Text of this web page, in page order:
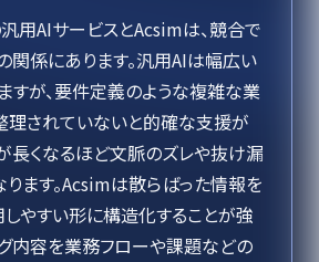
用AIサービスとAcsimは、競合で
関係にあります。汎用AIは幅広い
すが、要件定義のような複雑な業
理されていないと的確な支援が
長くなるほど文脈のズレや抜け漏
ます。Acsimは散らばった情報を
やすい形に構造化することが強
グ内容を業務フローや課題などの